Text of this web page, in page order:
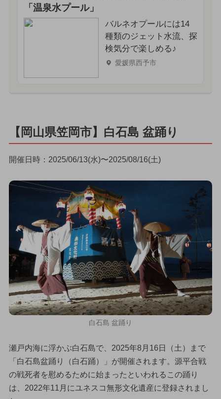
「温泉水プール」
バルネオプールには14
種類のジェット水流、探
検気分で楽しめる♪
愛媛県西予市
【岡山県笠岡市】白石島 盆踊り
開催日時：2025/06/13(水)〜2025/08/16(土)
白石島 盆踊り
瀬戸内海に浮かぶ白石島で、2025年8月16日（土）まで
「白石島盆踊り（白石踊）」が開催されます。源平合戦
の戦死者を慰めるために始まったといわれるこの踊り
は、2022年11月にユネスコ無形文化遺産に登録されまし